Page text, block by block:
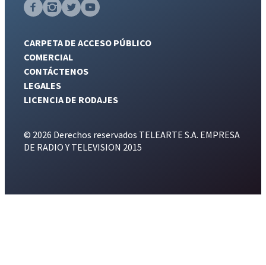
CARPETA DE ACCESO PÚBLICO
COMERCIAL
CONTÁCTENOS
LEGALES
LICENCIA DE RODAJES
© 2026 Derechos reservados TELEARTE S.A. EMPRESA
DE RADIO Y TELEVISION 2015